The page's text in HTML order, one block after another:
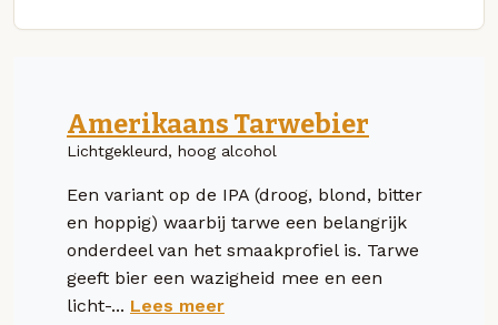
Amerikaans Tarwebier
Lichtgekleurd, hoog alcohol
Een variant op de IPA (droog, blond, bitter
en hoppig) waarbij tarwe een belangrijk
onderdeel van het smaakprofiel is. Tarwe
geeft bier een wazigheid mee en een
licht-... Lees meer